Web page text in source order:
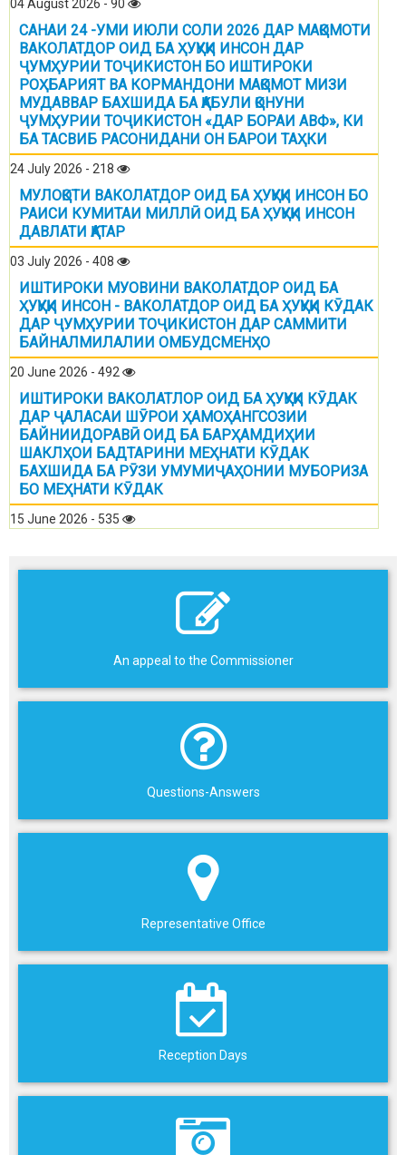
04 August 2026 - 90
САНАИ 24 -УМИ ИЮЛИ СОЛИ 2026 ДАР МАҚОМОТИ
ВАКОЛАТДОР ОИД БА ҲУҚУҚИ ИНСОН ДАР
ҶУМҲУРИИ ТОҶИКИСТОН БО ИШТИРОКИ
РОҲБАРИЯТ ВА КОРМАНДОНИ МАҚОМОТ МИЗИ
МУДАВВАР БАХШИДА БА ҚАБУЛИ ҚОНУНИ
ҶУМҲУРИИ ТОҶИКИСТОН «ДАР БОРАИ АВФ», КИ
БА ТАСВИБ РАСОНИДАНИ ОН БАРОИ ТАҲКИ
24 July 2026 - 218
МУЛОҚОТИ ВАКОЛАТДОР ОИД БА ҲУҚУҚИ ИНСОН БО
РАИСИ КУМИТАИ МИЛЛӢ ОИД БА ҲУҚУҚИ ИНСОН
ДАВЛАТИ ҚАТАР
03 July 2026 - 408
ИШТИРОКИ МУОВИНИ ВАКОЛАТДОР ОИД БА
ҲУҚУҚИ ИНСОН - ВАКОЛАТДОР ОИД БА ҲУҚУҚИ КӮДАК
ДАР ҶУМҲУРИИ ТОҶИКИСТОН ДАР САММИТИ
БАЙНАЛМИЛАЛИИ ОМБУДСМЕНҲО
20 June 2026 - 492
ИШТИРОКИ ВАКОЛАТЛОР ОИД БА ҲУҚУҚИ КӮДАК
ДАР ҶАЛАСАИ ШӮРОИ ҲАМОҲАНГСОЗИИ
БАЙНИИДОРАВӢ ОИД БА БАРҲАМДИҲИИ
ШАКЛҲОИ БАДТАРИНИ МЕҲНАТИ КӮДАК
БАХШИДА БА РӮЗИ УМУМИҶАҲОНИИ МУБОРИЗА
БО МЕҲНАТИ КӮДАК
15 June 2026 - 535
An appeal to the Commissioner
Questions-Answers
Representative Office
Reception Days